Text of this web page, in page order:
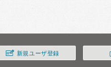
新規ユーザ登録